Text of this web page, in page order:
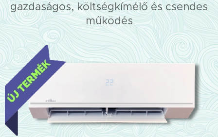
gazdaságos, költségkímélő és csendes
működés